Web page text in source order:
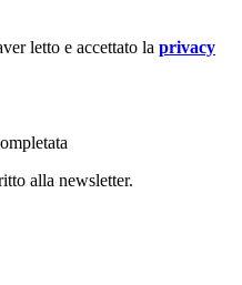
letto e accettato la privacy
alla newsletter.